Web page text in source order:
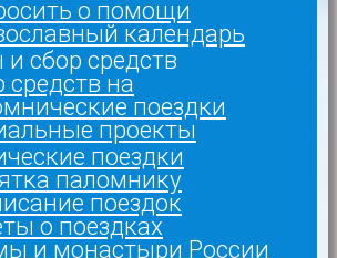
о помощи
календарь
сбор средств
средств на
поездки
проекты
поездки
паломнику
поездок
о поездках
и монастыри России